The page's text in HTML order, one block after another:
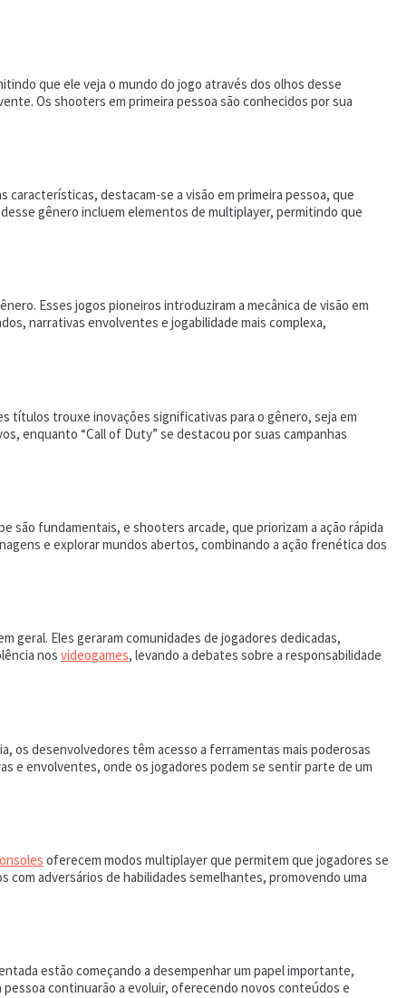
que ele veja o mundo do jogo através dos olhos desse
Os shooters em primeira pessoa são conhecidos por sua
destacam-se a visão em primeira pessoa, que
gênero incluem elementos de multiplayer, permitindo que
Esses jogos pioneiros introduziram a mecânica de visão em
narrativas envolventes e jogabilidade mais complexa,
títulos trouxe inovações significativas para o gênero, seja em
enquanto “Call of Duty” se destacou por suas campanhas
são fundamentais, e shooters arcade, que priorizam a ação rápida
e explorar mundos abertos, combinando a ação frenética dos
geral. Eles geraram comunidades de jogadores dedicadas,
nos videogames, levando a debates sobre a responsabilidade
os desenvolvedores têm acesso a ferramentas mais poderosas
e envolventes, onde os jogadores podem se sentir parte de um
oferecem modos multiplayer que permitem que jogadores se
adversários de habilidades semelhantes, promovendo uma
estão começando a desempenhar um papel importante,
continuarão a evoluir, oferecendo novos conteúdos e